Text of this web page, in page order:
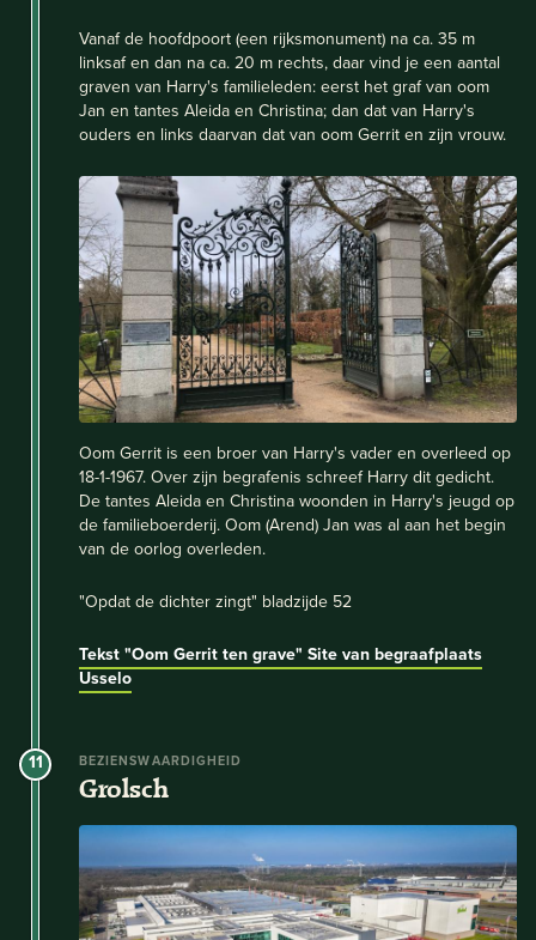
Vanaf de hoofdpoort (een rijksmonument) na ca. 35 m
linksaf en dan na ca. 20 m rechts, daar vind je een aantal
graven van Harry's familieleden: eerst het graf van oom
Jan en tantes Aleida en Christina; dan dat van Harry's
ouders en links daarvan dat van oom Gerrit en zijn vrouw.
Oom Gerrit is een broer van Harry's vader en overleed op
18-1-1967. Over zijn begrafenis schreef Harry dit gedicht.
De tantes Aleida en Christina woonden in Harry's jeugd op
de familieboerderij. Oom (Arend) Jan was al aan het begin
van de oorlog overleden.
"Opdat de dichter zingt" bladzijde 52
Tekst "Oom Gerrit ten grave" Site van begraafplaats
Usselo
11 BEZIENSWAARDIGHEID
Grolsch